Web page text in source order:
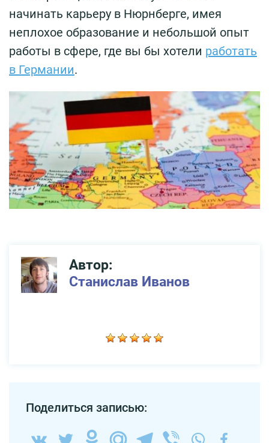
начинать карьеру в Нюрнберге, имея
неплохое образование и небольшой опыт
работы в сфере, где вы бы хотели работать
в Германии.
Автор:
Станислав Иванов
Поделиться записью: